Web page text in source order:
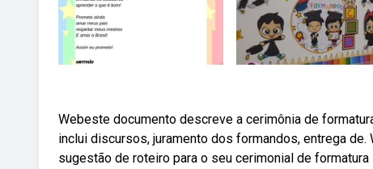
Webeste documento descreve a cerimônia de
inclui discursos, juramento dos formandos, entrega
sugestão de roteiro para o seu cerimonial de